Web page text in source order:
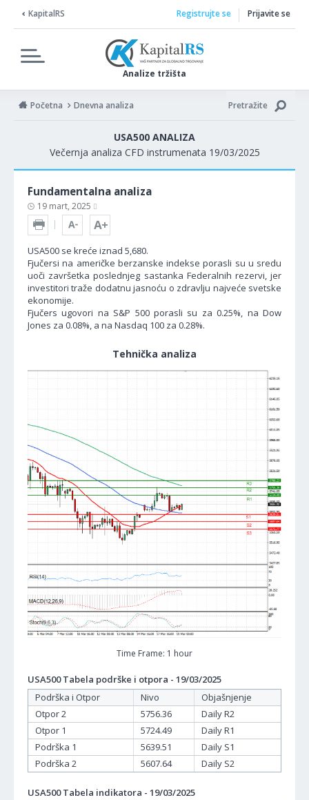
KapitalRS
Analize tržišta
Registrujte se Prijavite se
Početna Dnevna analiza Pretražite
USA500 ANALIZA
Večernja analiza CFD instrumenata 19/03/2025
Fundamentalna analiza
19 mart, 2025
USA500 se kreće iznad 5,680.
Fjučersi na američke berzanske indekse porasli su u sredu
uoči završetka poslednjeg sastanka Federalnih rezervi, jer
investitori traže dodatnu jasnoću o zdravlju najveće svetske
ekonomije.
Fjučers ugovori na S&P 500 porasli su za 0.25%, na Dow
Jones za 0.08%, a na Nasdaq 100 za 0.28%.
Tehnička analiza
Time Frame: 1 hour
USA500 Tabela podrške i otpora - 19/03/2025
Podrška i Otpor
Nivo
Objašnjenje
Otpor 2
5756.36
Daily R2
Otpor 1
5724.49
Daily R1
Podrška 1
5639.51
Daily S1
Podrška 2
5607.64 Daily S2
USA500 Tabela indikatora - 19/03/2025